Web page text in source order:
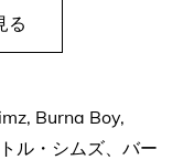
る
Burna Boy,
ル・シムズ、バー